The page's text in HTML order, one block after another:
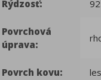
Rýdzosť:
Povrchová
úprava:
Povrch kovu: